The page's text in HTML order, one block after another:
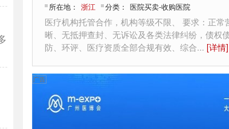
所在地： 浙江 分类： 医院买卖-收购医院
医疗机构托管合作，机构等级不限、 要求：正常
晰、无抵押查封、无诉讼及各类法律纠纷，债权
防、环评、医疗资质全部合规有效、综合... [详情]